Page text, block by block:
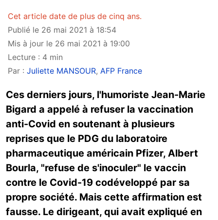
Cet article date de plus de cinq ans.
Publié le 26 mai 2021 à 18:54
Mis à jour le 26 mai 2021 à 19:00
Lecture : 4 min
Par : Juliette MANSOUR, AFP France
Ces derniers jours, l'humoriste Jean-Marie
Bigard a appelé à refuser la vaccination
anti-Covid en soutenant à plusieurs
reprises que le PDG du laboratoire
pharmaceutique américain Pfizer, Albert
Bourla, "refuse de s'inoculer" le vaccin
contre le Covid-19 codéveloppé par sa
propre société. Mais cette affirmation est
fausse. Le dirigeant, qui avait expliqué en